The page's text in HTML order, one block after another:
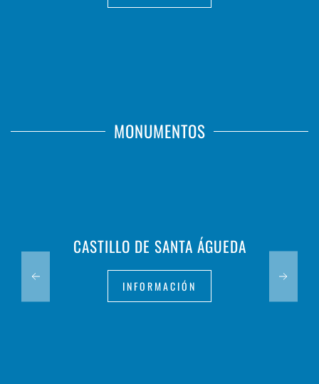
MONUMENTOS
CASTILLO DE SANTA ÁGUEDA
INFORMACIÓN